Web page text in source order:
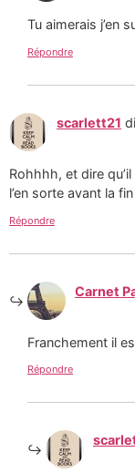
Tu aimerais j’en
Répondre
scarlett21
Rohhhh, et dire
l’en sorte avant la fin
Répondre
Carnet
Franchement il
Répondre